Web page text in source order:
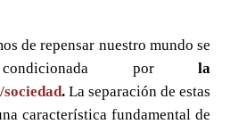
de repensar nuestro mundo se
por la
. La separación de estas
característica fundamental de